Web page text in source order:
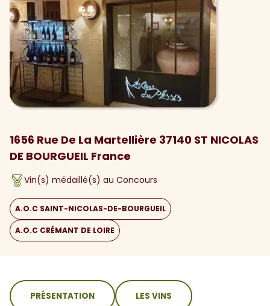
1656 Rue De La Martellière 37140 ST NICOLAS
DE BOURGUEIL France
Vin(s) médaillé(s) au Concours
A.O.C SAINT-NICOLAS-DE-BOURGUEIL
A.O.C CRÉMANT DE LOIRE
sommaire
PRÉSENTATION LES VINS